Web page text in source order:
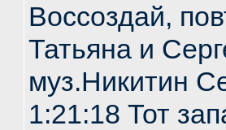
Воссоздай,
Татьяна и
муз.Никитин
1:21:18 Тот